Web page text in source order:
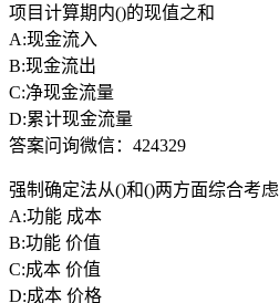
项目计算期内()的现值之和
A:现金流入
B:现金流出
C:净现金流量
D:累计现金流量
答案问询微信：424329
强制确定法从()和()两方面综合考虑
A:功能 成本
B:功能 价值
C:成本 价值
D:成本 价格